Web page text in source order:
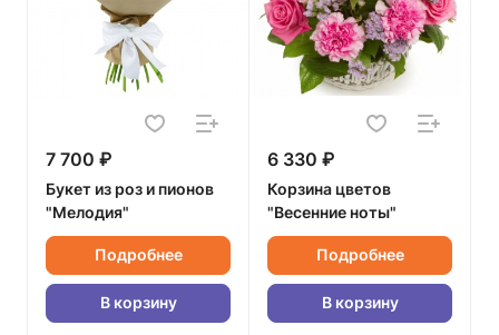
7 700 ₽
Букет из роз и пионов
"Мелодия"
Подробнее
В корзину
6 330 ₽
Корзина цветов
"Весенние ноты"
Подробнее
В корзину